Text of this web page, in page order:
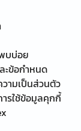
บบ่อย
ะข้อกำหนด
ามเป็นส่วนตัว
ารใช้ข้อมูลคุกกี้